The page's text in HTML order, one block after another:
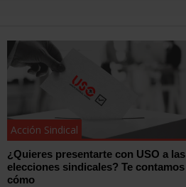
Acción Sindical
¿Quieres presentarte con USO a las
elecciones sindicales? Te contamos
cómo